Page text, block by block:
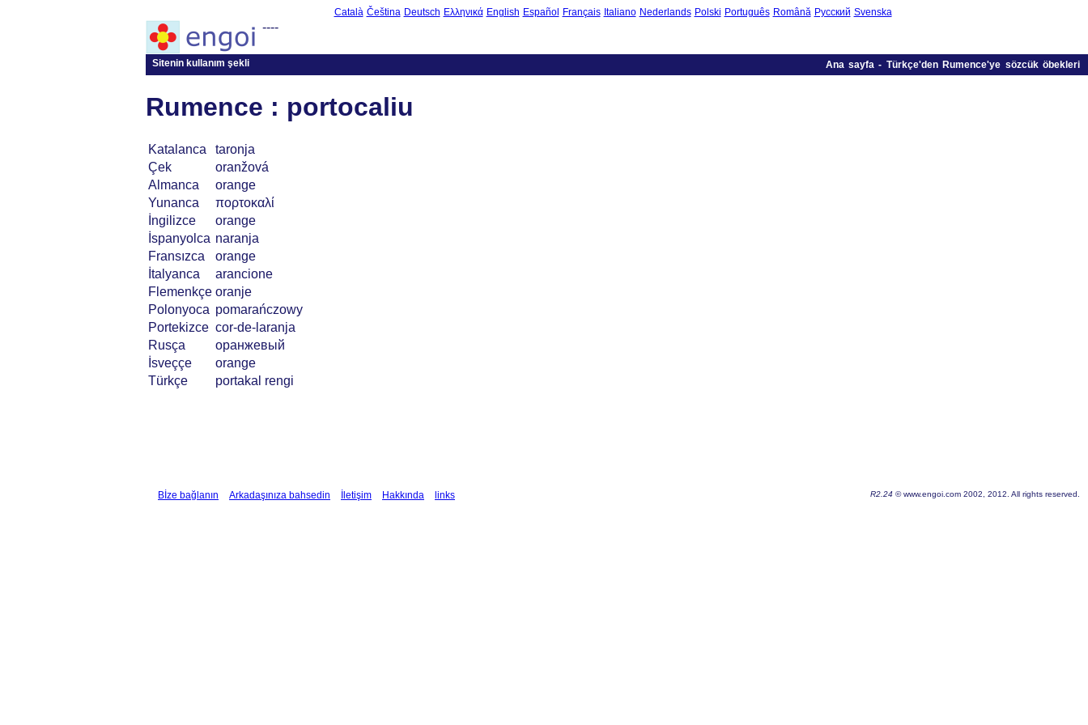
Català Čeština Deutsch Ελληνικά English Español Français Italiano Nederlands Polski Português Română Русский Svenska
----
Sitenin kullanım şekli Ana sayfa- Türkçe'den Rumence'ye sözcük öbekleri
Rumence : portocaliu
Katalanca
taronja
Çek
oranžová
Almanca
orange
Yunanca
πορτοκαλί
İngilizce
orange
İspanyolca naranja
Fransızca
orange
İtalyanca
arancione
Flemenkçe oranje
Polonyoca pomarańczowy
Portekizce cor-de-laranja
Rusça
оранжевый
İsveççe
orange
Türkçe
portakal rengi
Bİze bağlanın Arkadaşınıza bahsedin İletişim Hakkında links R2.24 © www.engoi.com 2002, 2012. All rights reserved.